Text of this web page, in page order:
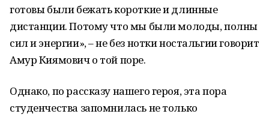
готовы были бежать короткие и длинные
дистанции. Потому что мы были молоды, полны
сил и энергии», – не без нотки ностальгии говорит
Амур Киямович о той поре.
Однако, по рассказу нашего героя, эта пора
студенчества запомнилась не только